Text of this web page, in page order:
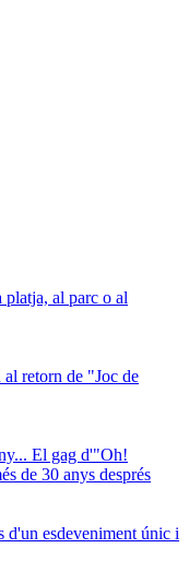
platja, al parc o al
retorn de "Joc de
El gag d'"Oh!
de 30 anys després
d'un esdeveniment únic i